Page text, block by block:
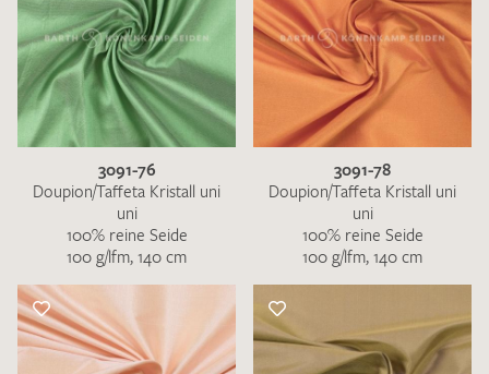
3091-76
Doupion/Taffeta Kristall uni
uni
100% reine Seide
100 g/lfm, 140 cm
3091-78
Doupion/Taffeta Kristall uni
uni
100% reine Seide
100 g/lfm, 140 cm